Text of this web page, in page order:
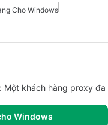
Cho Windows
Một khách hàng proxy đa
Windows